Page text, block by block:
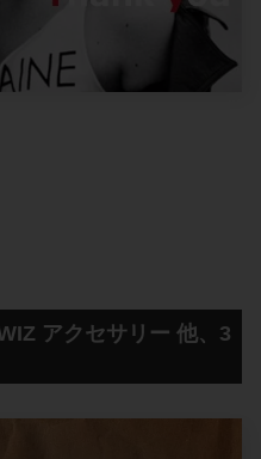
アクセサリー 他、3